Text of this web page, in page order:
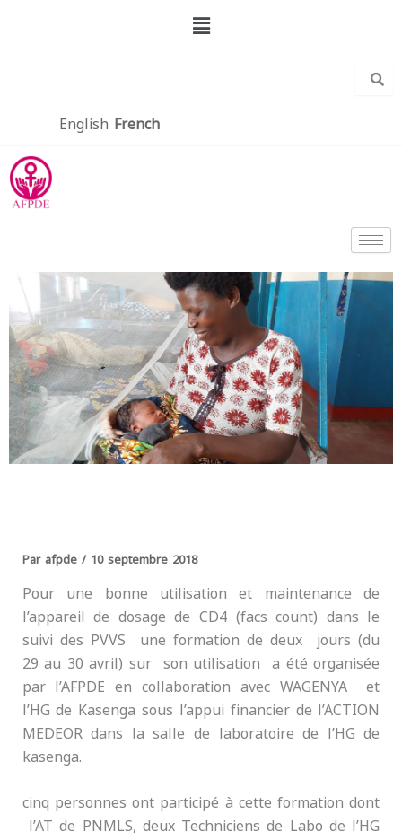
Menu
English French
Par afpde / 10 septembre 2018
Pour une bonne utilisation et maintenance de
l’appareil de dosage de CD4 (facs count) dans le
suivi des PVVS une formation de deux jours (du
29 au 30 avril) sur son utilisation a été organisée
par l’AFPDE en collaboration avec WAGENYA et
l’HG de Kasenga sous l’appui financier de l’ACTION
MEDEOR dans la salle de laboratoire de l’HG de
kasenga.
cinq personnes ont participé à cette formation dont
l’AT de PNMLS, deux Techniciens de Labo de l’HG